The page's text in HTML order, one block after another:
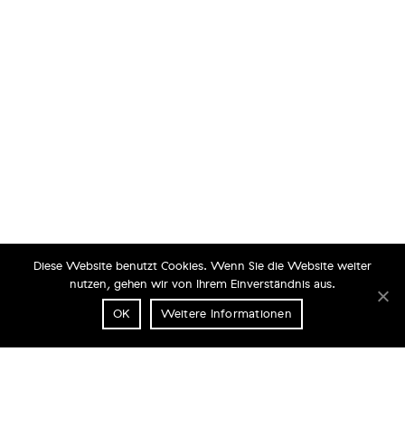
Diese Website benutzt Cookies. Wenn Sie die Website weiter
nutzen, gehen wir von Ihrem Einverständnis aus.
OK Weitere Informationen